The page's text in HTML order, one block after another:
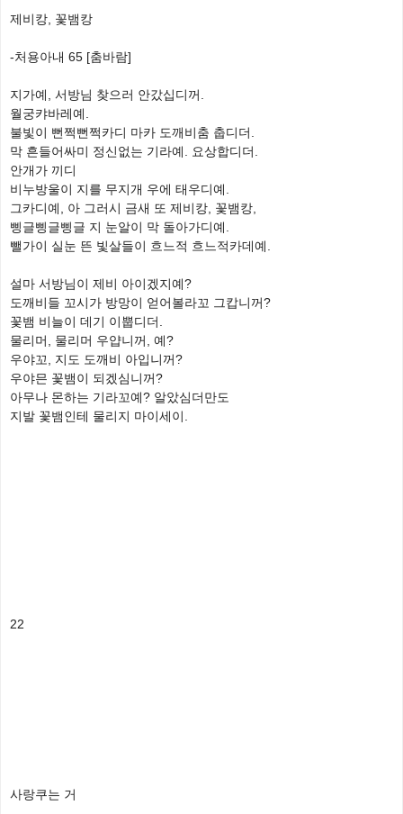
제비캉, 꽃뱀캉
-처용아내 65 [춤바람]
지가예, 서방님 찾으러 안갔십디꺼.
월궁캬바레예.
불빛이 뻔쩍뻔쩍카디 마카 도깨비춤 춥디더.
막 흔들어싸미 정신없는 기라예. 요상합디더.
안개가 끼디
비누방울이 지를 무지개 우에 태우디예.
그카디예, 아 그러시 금새 또 제비캉, 꽃뱀캉,
삥글삥글삥글 지 눈알이 막 돌아가디예.
뺄가이 실눈 뜬 빛살들이 흐느적 흐느적카데예.
설마 서방님이 제비 아이겠지예?
도깨비들 꼬시가 방망이 얻어볼라꼬 그캅니꺼?
꽃뱀 비늘이 데기 이뿝디더.
물리머, 물리머 우얍니꺼, 예?
우야꼬, 지도 도깨비 아입니꺼?
우야믄 꽃뱀이 되겠심니꺼?
아무나 몬하는 기라꼬예? 알았심더만도
지발 꽃뱀인테 물리지 마이세이.
22
사랑쿠는 거